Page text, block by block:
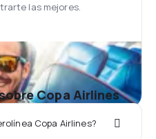
las mejores.
Copa Airlines
Copa Airlines?